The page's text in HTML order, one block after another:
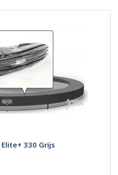
330 Grijs